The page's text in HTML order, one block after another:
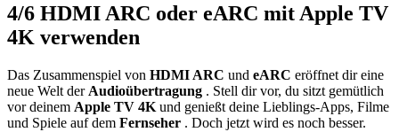
4/6 HDMI ARC oder eARC mit Apple TV
4K verwenden
Das Zusammenspiel von HDMI ARC und eARC eröffnet dir eine
neue Welt der Audioübertragung . Stell dir vor, du sitzt gemütlich
vor deinem Apple TV 4K und genießt deine Lieblings-Apps, Filme
und Spiele auf dem Fernseher . Doch jetzt wird es noch besser.